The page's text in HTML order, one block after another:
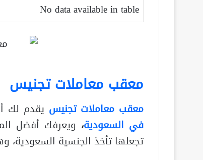
No data available in table
معقب معاملات تجنيس
معقب معاملات تجنيس يقدم لك
في السعودية، ويعرفك أفضل
تجعلها تأخذ الجنسية السعودية،